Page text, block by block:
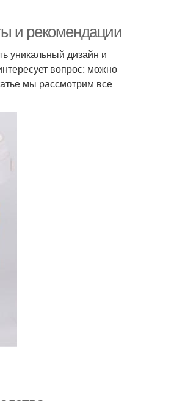
и рекомендации
уникальный дизайн и
вопрос: можно
мы рассмотрим все